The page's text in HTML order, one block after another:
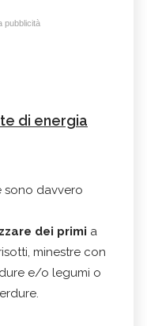
pubblicità
di energia
sono davvero
dei primi a
minestre con
e/o legumi o